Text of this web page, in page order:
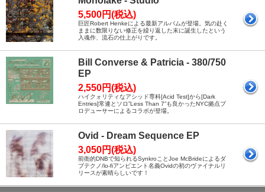
5,500円(税込)
巨匠Robert Henkeによる最新アルバムが登場。気の赴く
ままに数限りない修正を繰り返した末に誕生したという
入魂作、流石の仕上がりです。
Bill Converse & Patricia - 380/750
EP
2,550円(税込)
ハイクォリティなアシッド専科[Acid Test]から[Dark
Entries]常連とソロ”Less Than 7”も良かったNYC拠点プ
ロデューサーによるコラボが登場。
Ovid - Dream Sequence EP
3,050円(税込)
前衛的DNBで知られるSynkroことJoe McBrideによるダ
ブテクノ/lo-fiアンビエント名義Ovidの初のヴァイナルリ
リースが素晴らしいです！